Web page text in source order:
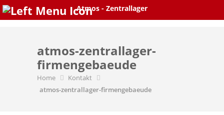
Skip
atmos-zentrallager-
firmengebaeude
Home
Kontakt
atmos-zentrallager-firmengebaeude
Atmos - Zentrallager